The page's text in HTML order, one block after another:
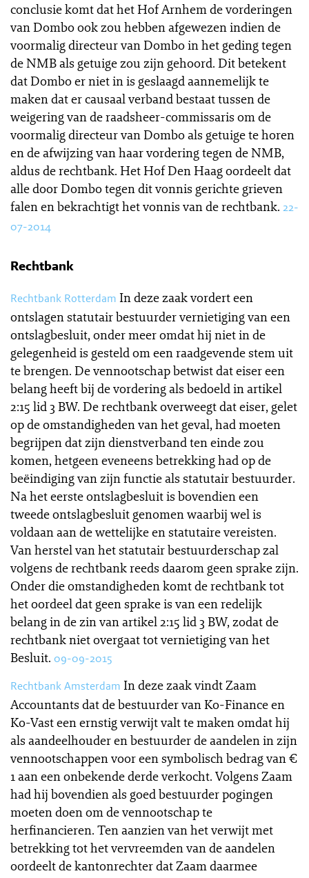
conclusie komt dat het Hof Arnhem de vorderingen
van Dombo ook zou hebben afgewezen indien de
voormalig directeur van Dombo in het geding tegen
de NMB als getuige zou zijn gehoord. Dit betekent
dat Dombo er niet in is geslaagd aannemelijk te
maken dat er causaal verband bestaat tussen de
weigering van de raadsheer-commissaris om de
voormalig directeur van Dombo als getuige te horen
en de afwijzing van haar vordering tegen de NMB,
aldus de rechtbank. Het Hof Den Haag oordeelt dat
alle door Dombo tegen dit vonnis gerichte grieven
falen en bekrachtigt het vonnis van de rechtbank. 22-
07-2014
Rechtbank
Rechtbank Rotterdam In deze zaak vordert een
ontslagen statutair bestuurder vernietiging van een
ontslagbesluit, onder meer omdat hij niet in de
gelegenheid is gesteld om een raadgevende stem uit
te brengen. De vennootschap betwist dat eiser een
belang heeft bij de vordering als bedoeld in artikel
2:15 lid 3 BW. De rechtbank overweegt dat eiser, gelet
op de omstandigheden van het geval, had moeten
begrijpen dat zijn dienstverband ten einde zou
komen, hetgeen eveneens betrekking had op de
beëindiging van zijn functie als statutair bestuurder.
Na het eerste ontslagbesluit is bovendien een
tweede ontslagbesluit genomen waarbij wel is
voldaan aan de wettelijke en statutaire vereisten.
Van herstel van het statutair bestuurderschap zal
volgens de rechtbank reeds daarom geen sprake zijn.
Onder die omstandigheden komt de rechtbank tot
het oordeel dat geen sprake is van een redelijk
belang in de zin van artikel 2:15 lid 3 BW, zodat de
rechtbank niet overgaat tot vernietiging van het
Besluit. 09-09-2015
Rechtbank Amsterdam In deze zaak vindt Zaam
Accountants dat de bestuurder van Ko-Finance en
Ko-Vast een ernstig verwijt valt te maken omdat hij
als aandeelhouder en bestuurder de aandelen in zijn
vennootschappen voor een symbolisch bedrag van €
1 aan een onbekende derde verkocht. Volgens Zaam
had hij bovendien als goed bestuurder pogingen
moeten doen om de vennootschap te
herfinancieren. Ten aanzien van het verwijt met
betrekking tot het vervreemden van de aandelen
oordeelt de kantonrechter dat Zaam daarmee